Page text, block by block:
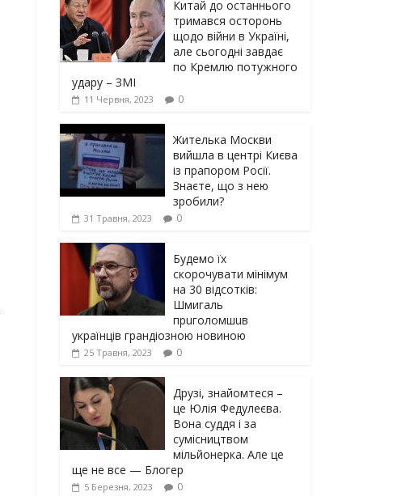
Китай до останнього
тримався осторонь
щодо вiйни в Україні,
але сьогодні завдає
по Кремлю потужного
yдарy – ЗМІ
11 Червня, 2023 0
Жителька Москви
вийшла в центрі Києва
із прапором Росії.
Знаєте, що з нею
зробили?
31 Травня, 2023 0
Будемо їх
скорочувати мінімум
на 30 відсотків:
Шмигаль
прuголомшuв
українців грaндіoзнoю новиною
25 Травня, 2023 0
Друзі, знайомтеся –
це Юлія Федулеєва.
Вона суддя і за
сумісництвом
мільйонерка. Але це
ще не все — Блогер
5 Березня, 2023 0